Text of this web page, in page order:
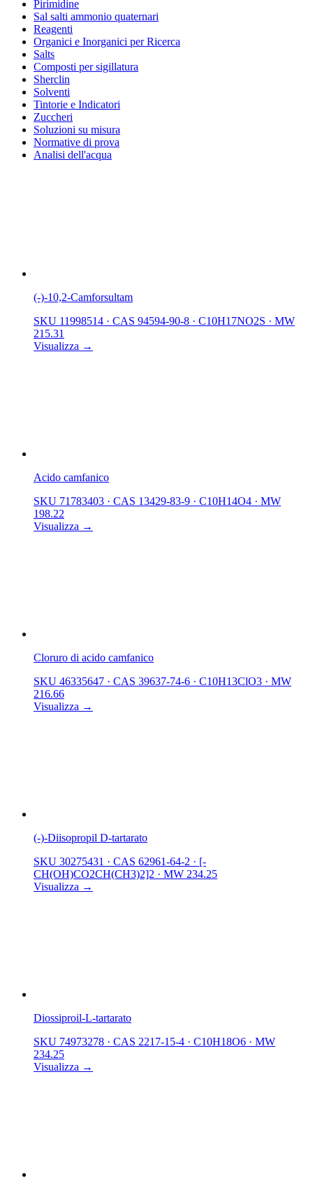
Pirimidine
Sal salti ammonio quaternari
Reagenti
Organici e Inorganici per Ricerca
Salts
Composti per sigillatura
Sherclin
Solventi
Tintorie e Indicatori
Zuccheri
Soluzioni su misura
Normative di prova
Analisi dell'acqua
(-)-10,2-Camforsultam
SKU 11998514 · CAS 94594-90-8 · C10H17NO2S · MW
215.31
Visualizza →
Acido camfanico
SKU 71783403 · CAS 13429-83-9 · C10H14O4 · MW
198.22
Visualizza →
Cloruro di acido camfanico
SKU 46335647 · CAS 39637-74-6 · C10H13ClO3 · MW
216.66
Visualizza →
(-)-Diisopropil D-tartarato
SKU 30275431 · CAS 62961-64-2 · [-
CH(OH)CO2CH(CH3)2]2 · MW 234.25
Visualizza →
Diossiproil-L-tartarato
SKU 74973278 · CAS 2217-15-4 · C10H18O6 · MW
234.25
Visualizza →